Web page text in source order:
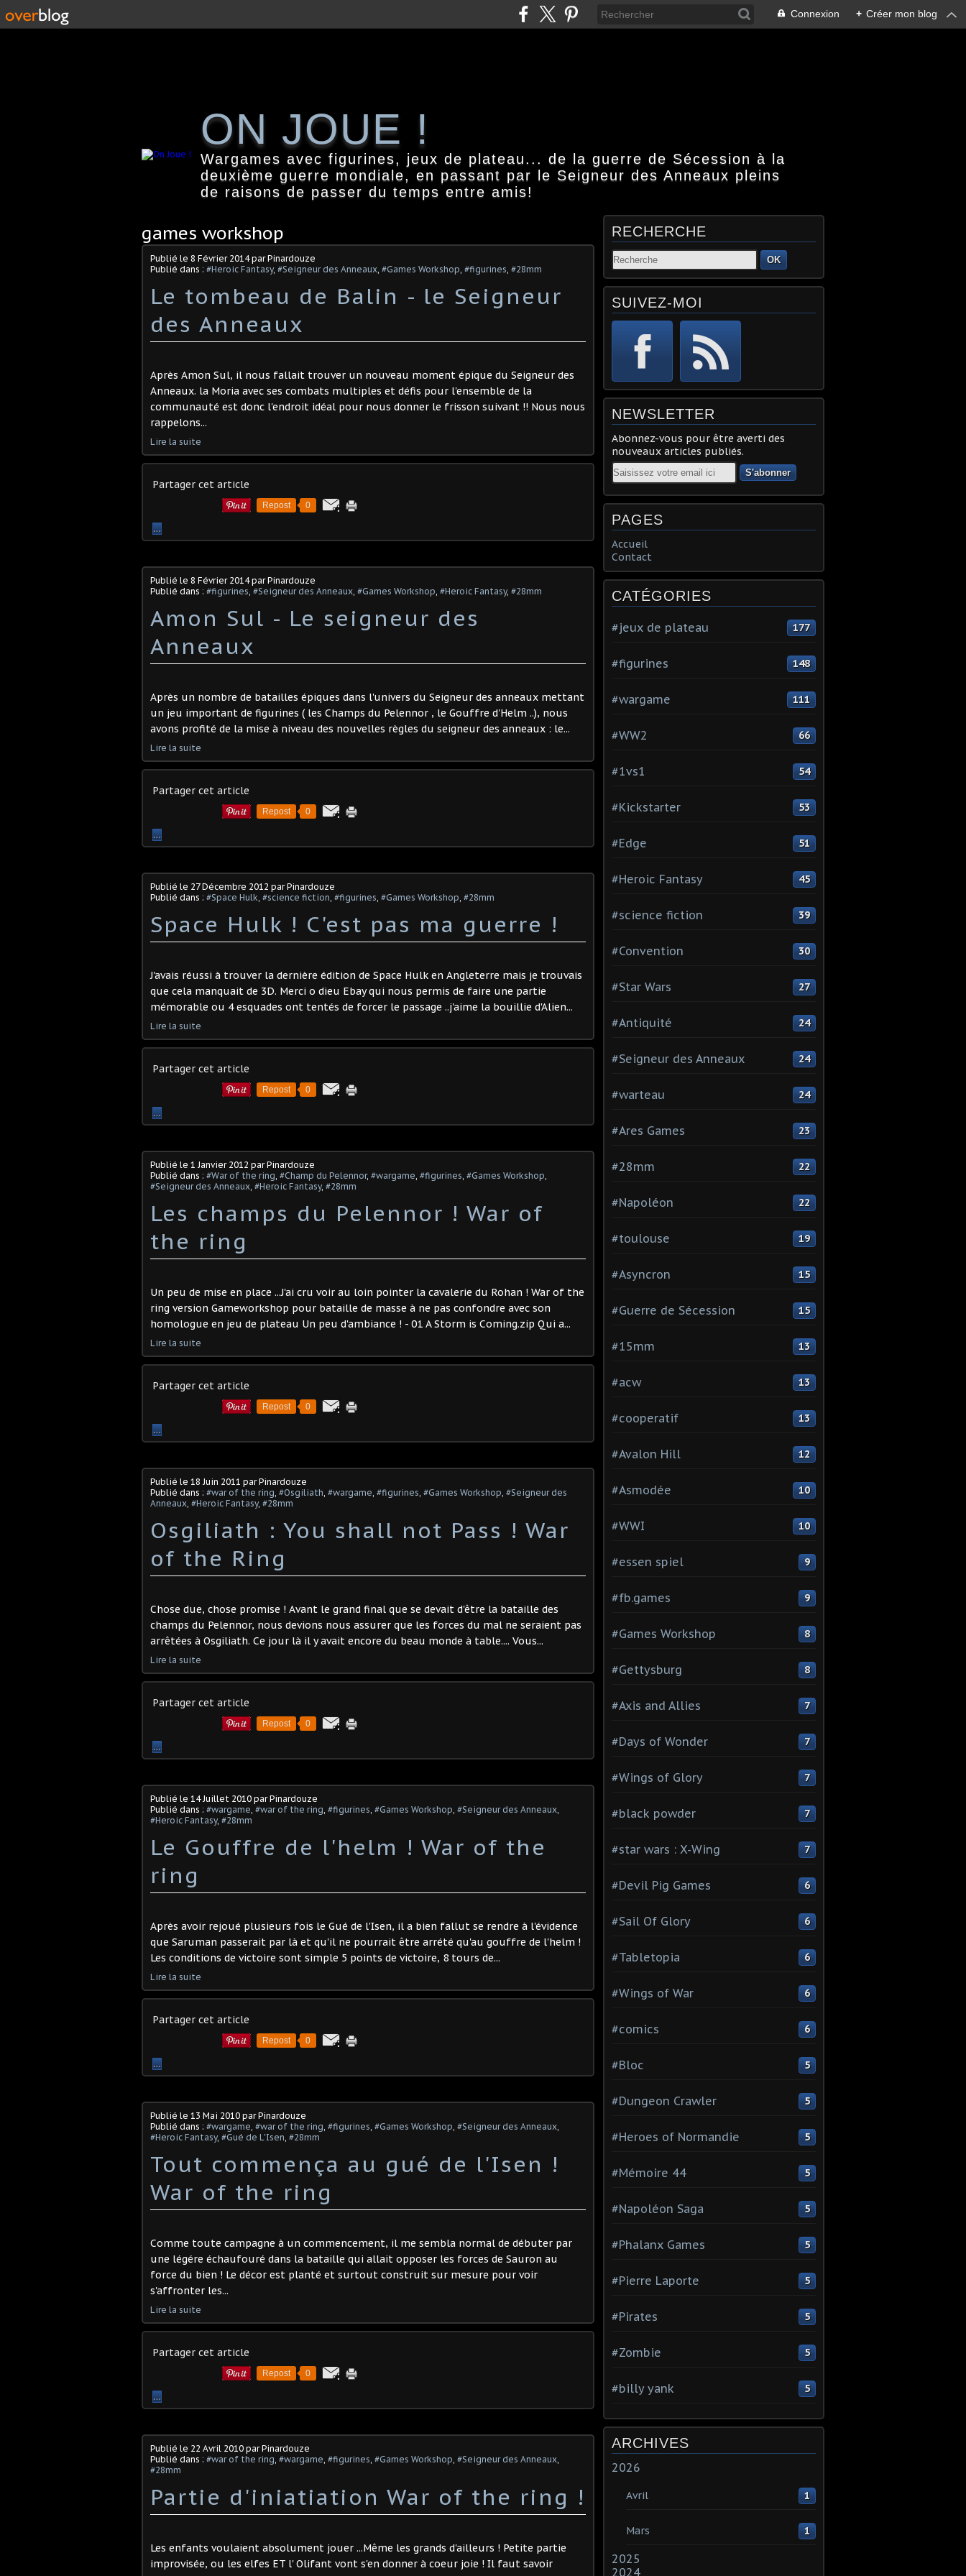
Connexion + Créer mon blog
ON JOUE !
Wargames avec figurines, jeux de plateau... de la guerre de Sécession à la
deuxième guerre mondiale, en passant par le Seigneur des Anneaux pleins
de raisons de passer du temps entre amis!
games workshop
Publié le 8 Février 2014par Pinardouze
Publié dans : #Heroic Fantasy, #Seigneur des Anneaux, #Games Workshop, #figurines, #28mm
Le tombeau de Balin - le Seigneur
des Anneaux
Après Amon Sul, il nous fallait trouver un nouveau moment épique du Seigneur des
Anneaux. la Moria avec ses combats multiples et défis pour l'ensemble de la
communauté est donc l'endroit idéal pour nous donner le frisson suivant !! Nous nous
rappelons...
Lire la suite
Partager cet article
Repost 0
…
Publié le 8 Février 2014par Pinardouze
Publié dans : #figurines, #Seigneur des Anneaux, #Games Workshop, #Heroic Fantasy, #28mm
Amon Sul - Le seigneur des
Anneaux
Après un nombre de batailles épiques dans l'univers du Seigneur des anneaux mettant
un jeu important de figurines ( les Champs du Pelennor , le Gouffre d'Helm ..), nous
avons profité de la mise à niveau des nouvelles règles du seigneur des anneaux : le...
Lire la suite
Partager cet article
Repost 0
…
Publié le 27 Décembre 2012 par Pinardouze
Publié dans : #Space Hulk, #science fiction, #figurines, #Games Workshop, #28mm
Space Hulk ! C'est pas ma guerre !
J'avais réussi à trouver la dernière édition de Space Hulk en Angleterre mais je trouvais
que cela manquait de 3D. Merci o dieu Ebay qui nous permis de faire une partie
mémorable ou 4 esquades ont tentés de forcer le passage ..j'aime la bouillie d'Alien...
Lire la suite
Partager cet article
Repost 0
…
Publié le 1 Janvier 2012 par Pinardouze
Publié dans : #War of the ring, #Champ du Pelennor, #wargame, #figurines, #Games Workshop,
#Seigneur des Anneaux, #Heroic Fantasy, #28mm
Les champs du Pelennor ! War of
the ring
Un peu de mise en place ...J'ai cru voir au loin pointer la cavalerie du Rohan ! War of the
ring version Gameworkshop pour bataille de masse à ne pas confondre avec son
homologue en jeu de plateau Un peu d'ambiance ! - 01 A Storm is Coming.zip Qui a...
Lire la suite
Partager cet article
Repost 0
…
Publié le 18 Juin 2011 par Pinardouze
Publié dans : #war of the ring, #Osgiliath, #wargame, #figurines, #Games Workshop, #Seigneur des
Anneaux, #Heroic Fantasy, #28mm
Osgiliath : You shall not Pass ! War
of the Ring
Chose due, chose promise ! Avant le grand final que se devait d'être la bataille des
champs du Pelennor, nous devions nous assurer que les forces du mal ne seraient pas
arrêtées à Osgiliath. Ce jour là il y avait encore du beau monde à table.... Vous...
Lire la suite
Partager cet article
Repost 0
…
Publié le 14 Juillet 2010 par Pinardouze
Publié dans : #wargame, #war of the ring, #figurines, #Games Workshop, #Seigneur des Anneaux,
#Heroic Fantasy, #28mm
Le Gouffre de l'helm ! War of the
ring
Après avoir rejoué plusieurs fois le Gué de l'Isen, il a bien fallut se rendre à l'évidence
que Saruman passerait par là et qu'il ne pourrait être arrété qu'au gouffre de l'helm !
Les conditions de victoire sont simple 5 points de victoire, 8 tours de...
Lire la suite
Partager cet article
Repost 0
…
Publié le 13 Mai 2010 par Pinardouze
Publié dans : #wargame, #war of the ring, #figurines, #Games Workshop, #Seigneur des Anneaux,
#Heroic Fantasy, #Gué de L'Isen, #28mm
Tout commença au gué de l'Isen !
War of the ring
Comme toute campagne à un commencement, il me sembla normal de débuter par
une légére échaufouré dans la bataille qui allait opposer les forces de Sauron au
force du bien ! Le décor est planté et surtout construit sur mesure pour voir
s'affronter les...
Lire la suite
Partager cet article
Repost 0
…
Publié le 22 Avril 2010 par Pinardouze
Publié dans : #war of the ring, #wargame, #figurines, #Games Workshop, #Seigneur des Anneaux,
#28mm
Partie d'iniatiation War of the ring !
Les enfants voulaient absolument jouer ...Même les grands d'ailleurs ! Petite partie
improvisée, ou les elfes ET l' Olifant vont s'en donner à coeur joie ! Il faut savoir
RECHERCHE
OK
SUIVEZ-MOI
NEWSLETTER
Abonnez-vous pour être averti des
nouveaux articles publiés.
Email
PAGES
Accueil
Contact
CATÉGORIES
#jeux de plateau 177
#figurines 148
#wargame 111
#WW2 66
#1vs1 54
#Kickstarter 53
#Edge 51
#Heroic Fantasy 45
#science fiction 39
#Convention 30
#Star Wars 27
#Antiquité 24
#Seigneur des Anneaux 24
#warteau 24
#Ares Games 23
#28mm 22
#Napoléon 22
#toulouse 19
#Asyncron 15
#Guerre de Sécession 15
#15mm 13
#acw 13
#cooperatif 13
#Avalon Hill 12
#Asmodée 10
#WWI 10
#essen spiel 9
#fb.games 9
#Games Workshop 8
#Gettysburg 8
#Axis and Allies 7
#Days of Wonder 7
#Wings of Glory 7
#black powder 7
#star wars : X-Wing 7
#Devil Pig Games 6
#Sail Of Glory 6
#Tabletopia 6
#Wings of War 6
#comics 6
#Bloc 5
#Dungeon Crawler 5
#Heroes of Normandie 5
#Mémoire 44 5
#Napoléon Saga 5
#Phalanx Games 5
#Pierre Laporte 5
#Pirates 5
#Zombie 5
#billy yank 5
ARCHIVES
2026
Avril 1
Mars 1
2025
2024